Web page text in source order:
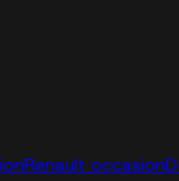
Renault occasion